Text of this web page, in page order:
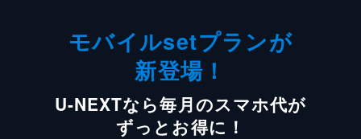
モバイルsetプランが
新登場！
U-NEXTなら毎月のスマホ代が
ずっとお得に！